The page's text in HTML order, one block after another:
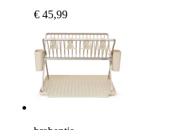
€ 45,99